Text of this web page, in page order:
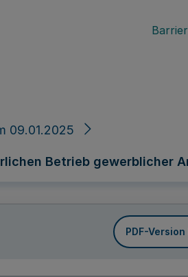
09.01.2025
Betrieb gewerblicher
PDF-